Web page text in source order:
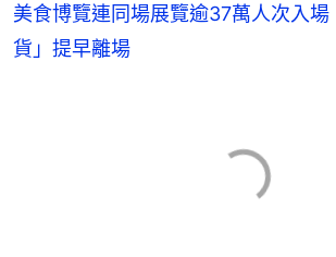
美食博覽連同場展覽逾37萬人次入
貨」提早離場